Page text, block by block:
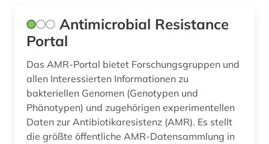
gebietsfremde arten (2)
gebrauchsmusteranmeldung (1)
gebrauchsmusterrecht (1)
gefahrstoffe (1)
Antimicrobial Resistance
Portal
Das AMR-Portal bietet Forschungsgruppen und
allen Interessierten Informationen zu
bakteriellen Genomen (Genotypen und
Phänotypen) und zugehörigen experimentellen
Daten zur Antibiotikaresistenz (AMR). Es stellt
die größte öffentliche AMR-Datensammlung in